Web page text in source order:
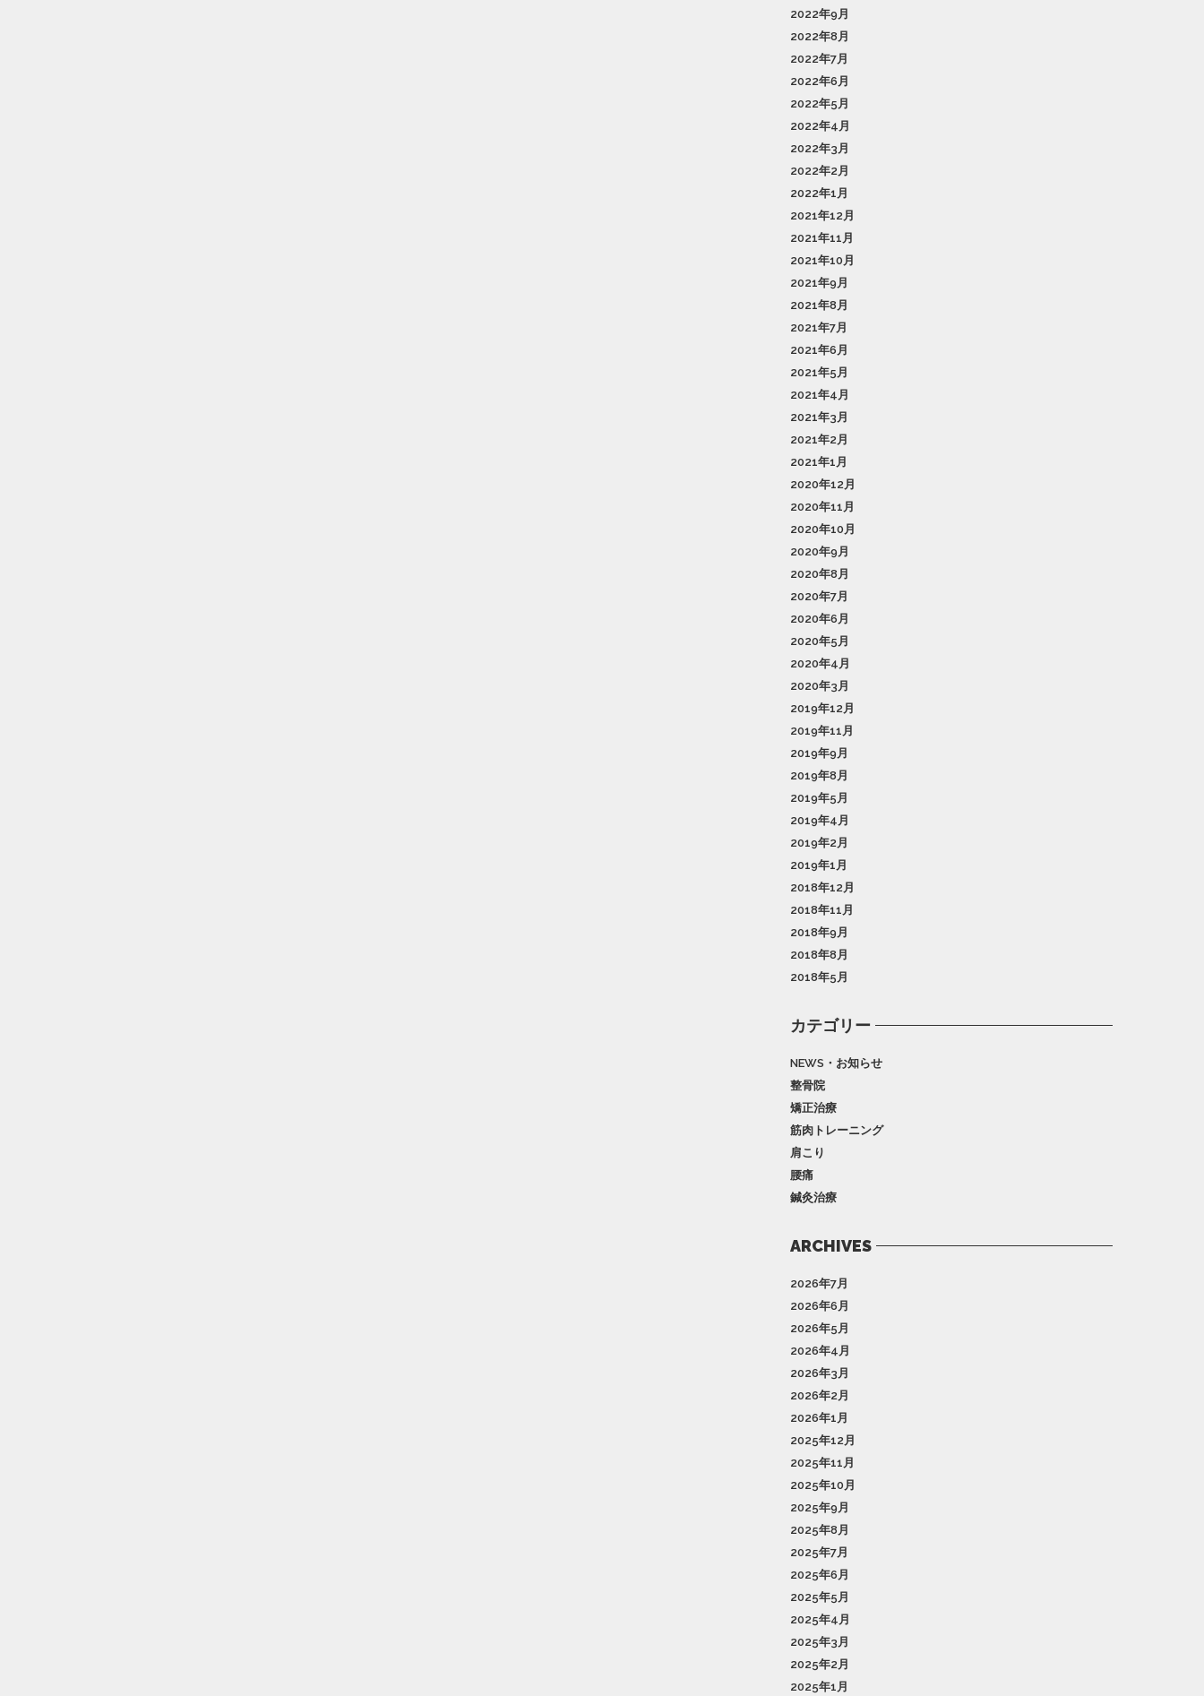
2022年9月
2022年8月
2022年7月
2022年6月
2022年5月
2022年4月
2022年3月
2022年2月
2022年1月
2021年12月
2021年11月
2021年10月
2021年9月
2021年8月
2021年7月
2021年6月
2021年5月
2021年4月
2021年3月
2021年2月
2021年1月
2020年12月
2020年11月
2020年10月
2020年9月
2020年8月
2020年7月
2020年6月
2020年5月
2020年4月
2020年3月
2019年12月
2019年11月
2019年9月
2019年8月
2019年5月
2019年4月
2019年2月
2019年1月
2018年12月
2018年11月
2018年9月
2018年8月
2018年5月
カテゴリー
NEWS・お知らせ
整骨院
矯正治療
筋肉トレーニング
肩こり
腰痛
鍼灸治療
ARCHIVES
2026年7月
2026年6月
2026年5月
2026年4月
2026年3月
2026年2月
2026年1月
2025年12月
2025年11月
2025年10月
2025年9月
2025年8月
2025年7月
2025年6月
2025年5月
2025年4月
2025年3月
2025年2月
2025年1月